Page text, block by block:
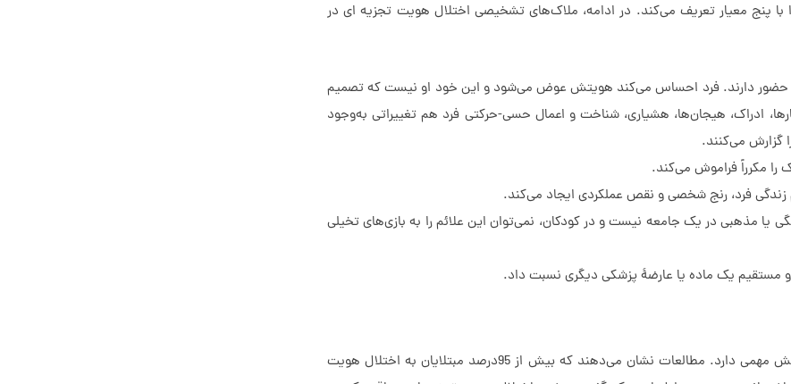
با پنج معیار تعریف می‌کند. در ادامه، ملاک‌های تشخیصی اختلال هویت تجزیه ای در
حضور دارند. فرد احساس می‌کند هویتش عوض می‌شود و این خود او نیست که تصمیم
ادراک، هیجان‌ها، هشیاری، شناخت و اعمال حسی-حرکتی فرد هم تغییراتی به‌وجود
گزارش می‌کنند.
را مکرراً فراموش می‌کند.
زندگی فرد، رنج شخصی و نقص عملکردی ایجاد می‌کند.
یا مذهبی در یک جامعه نیست و در کودکان، نمی‌توان این علائم را به بازی‌های تخیلی
و مستقیم یک ماده یا عارضۀ پزشکی دیگری نسبت داد.
در اختلال هویت گسسته یا «DID»، تجربه‌های تروماتیک کودکی، نقش مهمی دارد. مطالعات نشان می‌دهند که بیش از 95درصد مبتلایان به اختلال هویت